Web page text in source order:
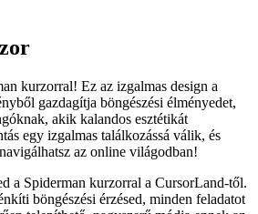
kurzorral! Ez az izgalmas design a
gazdagítja böngészési élményedet,
akik kalandos esztétikát
egy izgalmas találkozássá válik, és
az online világodban!
a Spiderman kurzorral a CursorLand-től.
böngészési érzésed, minden feladatot